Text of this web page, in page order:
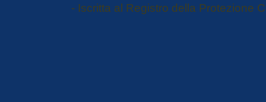
- Iscritta al Registro della Protezione